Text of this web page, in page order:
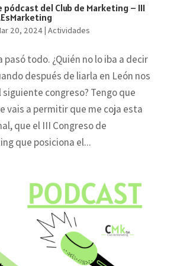
pódcast del Club de Marketing – III
20, 2024| Actividades
pasó todo. ¿Quién no lo iba a decir
después de liarla en León nos
siguiente congreso? Tengo que
vais a permitir que me coja esta
que el III Congreso de
que posiciona el...